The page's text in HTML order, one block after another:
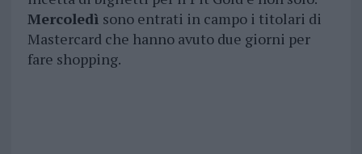
Mercoledì sono entrati in campo i titolari di
Mastercard che hanno avuto due giorni per
fare shopping.